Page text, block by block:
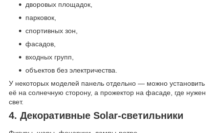
дворовых площадок,
парковок,
спортивных зон,
фасадов,
входных групп,
объектов без электричества.
У некоторых моделей панель отдельно — можно установить
её на солнечную сторону, а прожектор на фасаде, где нужен
свет.
4. Декоративные Solar-светильники